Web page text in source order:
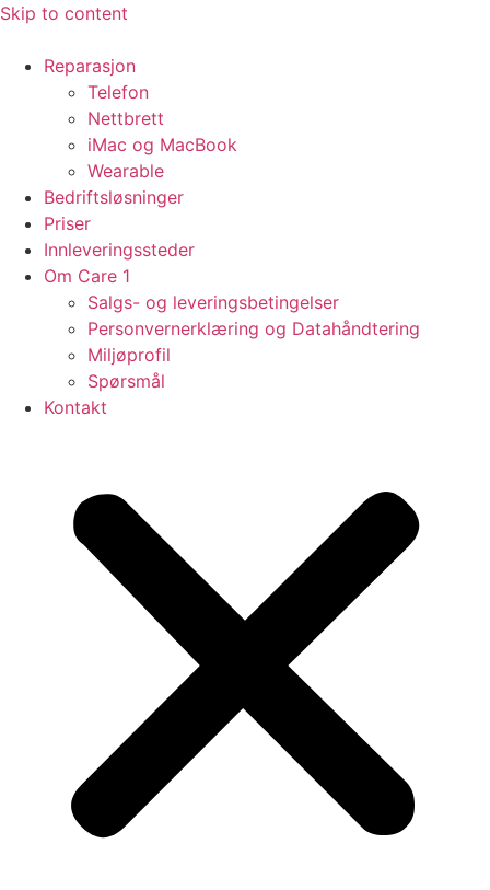
Skip to content
Reparasjon
Telefon
Nettbrett
iMac og MacBook
Wearable
Bedriftsløsninger
Priser
Innleveringssteder
Om Care 1
Salgs- og leveringsbetingelser
Personvernerklæring og Datahåndtering
Miljøprofil
Spørsmål
Kontakt